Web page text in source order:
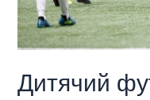
Дитячий